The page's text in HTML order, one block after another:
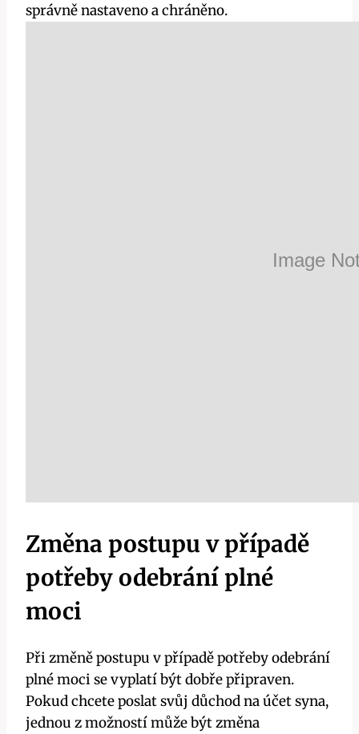
správně nastaveno a chráněno.
Změna postupu v případě
potřeby odebrání plné
moci
Při změně postupu v případě potřeby odebrání
plné moci se vyplatí být dobře připraven.
Pokud chcete poslat svůj důchod na účet syna,
jednou z možností může být změna